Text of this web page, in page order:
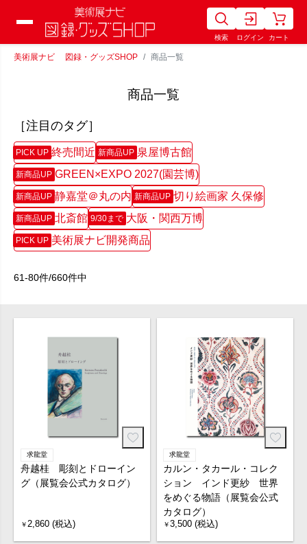
検索 ログイン カート
美術展ナビ 図録・グッズSHOP 商品一覧
商品一覧
［注目のタグ］
PICK UP 終売間近 新商品UP 泉屋博古館
新商品UP GREEN×EXPO 2027(園芸博)
新商品UP 静嘉堂＠丸の内 新商品UP 切り絵画家 久保修
新商品UP 北斎館 9/30まで 大阪・関西万博
PICK UP 美術展ナビ開発商品
61-80件/660件中
求龍堂
舟越桂 彫刻とドローイン
グ（展覧会公式カタログ）
￥ 2,860 (税込)
求龍堂
カルン・タカール・コレク
ション インド更紗 世界
をめぐる物語（展覧会公式
カタログ）
￥3,500 (税込)